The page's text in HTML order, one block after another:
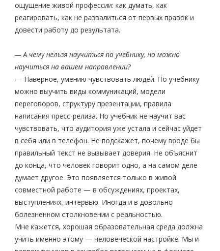
ощущение живой профессии: как думать, как
реагировать, как не развалиться от первых правок и
довести работу до результата.
— А чему нельзя научиться по учебнику, но можно
научиться на вашем направлении?
— Наверное, умению чувствовать людей. По учебнику
можно выучить виды коммуникаций, модели
переговоров, структуру презентации, правила
написания пресс-релиза. Но учебник не научит вас
чувствовать, что аудитория уже устала и сейчас уйдет
в себя или в телефон. Не подскажет, почему вроде бы
правильный текст не вызывает доверия. Не объяснит
до конца, что человек говорит одно, а на самом деле
думает другое. Это появляется только в живой
совместной работе — в обсуждениях, проектах,
выступлениях, интервью. Иногда и в довольно
болезненном столкновении с реальностью.
Мне кажется, хорошая образовательная среда должна
учить именно этому — человеческой настройке. Мы и